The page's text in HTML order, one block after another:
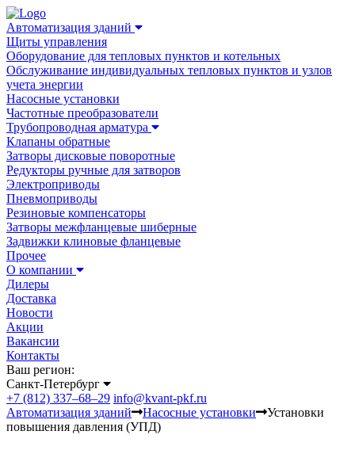
Автоматизация зданий
Щиты управления
Оборудование для тепловых пунктов и котельных
Обслуживание индивидуальных тепловых пунктов и узлов
учета энергии
Насосные установки
Частотные преобразователи
Трубопроводная арматура
Клапаны обратные
Затворы дисковые поворотные
Редукторы ручные для затворов
Электроприводы
Пневмоприводы
Резиновые компенсаторы
Затворы межфланцевые шиберные
Задвижки клиновые фланцевые
Прочее
О компании
Дилеры
Доставка
Новости
Акции
Вакансии
Контакты
Ваш регион:
Санкт-Петербург
+7 (812) 337–68–29 info@kvant-pkf.ru
Автоматизация зданий
Насосные установки
Установки
повышения давления (УПД)